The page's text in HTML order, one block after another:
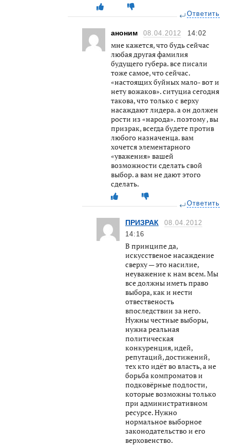
Ответить
аноним 08.04.2012 14:02
мне кажется, что будь сейчас
любая другая фамилия
будущего губера. все писали
тоже самое, что сейчас.
«настоящих буйных мало- вот и
нету вожаков». ситуциа сегодня
такова, что только с верху
насаждают лидера. а он должен
рости из «народа». поэтому , вы
призрак, всегда будете против
любого назначенца. вам
хочется элементарного
«уважения» вашей
возможности сделать свой
выбор. а вам не дают этого
сделать.
Ответить
ПРИЗРАК
08.04.2012
14:16
В принципе да,
искусственое насаждение
сверху — это насилие,
неуважение к нам всем. Мы
все должны иметь право
выбора, как и нести
отвественость
впоследствии за него.
Нужны честные выборы,
нужна реальная
политическая
конкуренция, идей,
репутаций, достижений,
тех кто идёт во власть, а не
борьба компроматов и
подковёрные подлости,
которые возможны только
при административном
ресурсе. Нужно
нормальное выборное
законодательство и его
верховенство.